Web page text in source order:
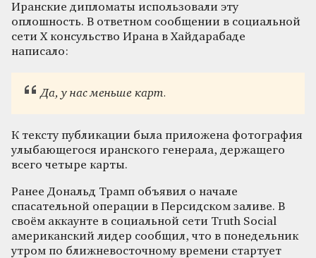
Иранские дипломаты использовали эту
оплошность. В ответном сообщении в социальной
сети X консульство Ирана в Хайдарабаде
написало:
Да, у нас меньше карт.
К тексту публикации была приложена фотография
улыбающегося иранского генерала, держащего
всего четыре карты.
Ранее Дональд Трамп объявил о начале
спасательной операции в Персидском заливе. В
своём аккаунте в социальной сети Truth Social
американский лидер сообщил, что в понедельник
утром по ближневосточному времени стартует